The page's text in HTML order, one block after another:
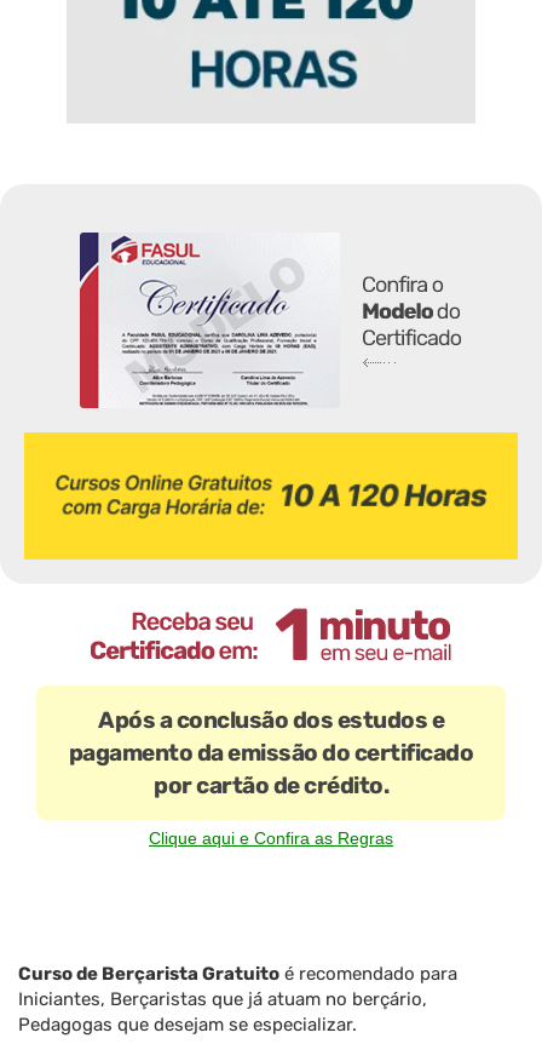
Após a conclusão dos estudos e
pagamento da emissão do certificado
por cartão de crédito.
Clique aqui e Confira as Regras
Curso de Berçarista Gratuito é recomendado para
Iniciantes, Berçaristas que já atuam no berçário,
Pedagogas que desejam se especializar.